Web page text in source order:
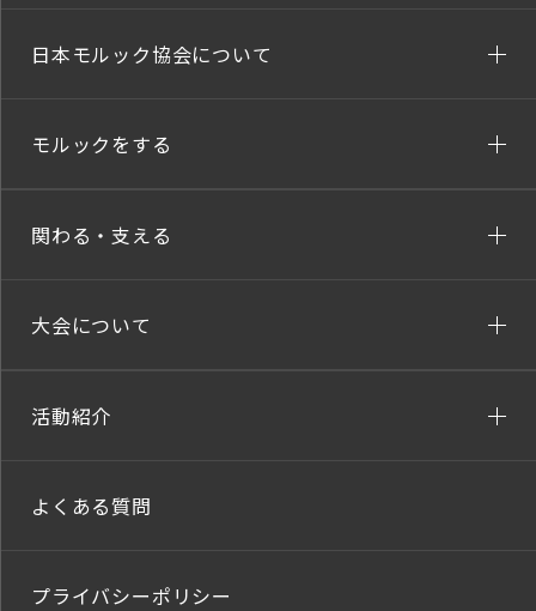
日本モルック協会について
モルックをする
関わる・支える
大会について
活動紹介
よくある質問
プライバシーポリシー